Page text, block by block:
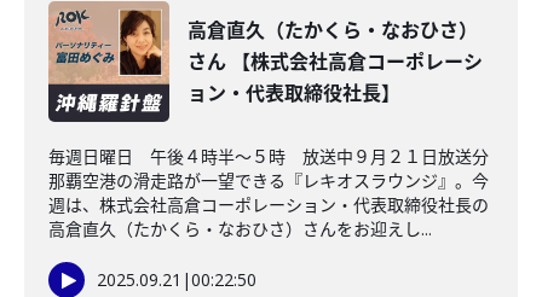
高倉直久（たかくら・なおひさ）
さん 【株式会社高倉コーポレーシ
ョン・代表取締役社長】
毎週日曜日 午後４時半～５時 放送中９月２１日放送分
那覇空港の滑走路が一望できる『レキオスラウンジ』。今
週は、株式会社高倉コーポレーション・代表取締役社長の
高倉直久（たかくら・なおひさ）さんをお迎えし...
2025.09.21 |00:22:50